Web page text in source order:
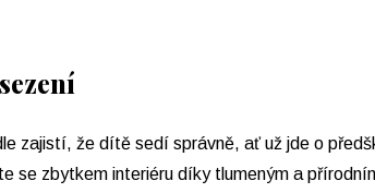
zajistí, že dítě sedí správně, ať už jde o
se zbytkem interiéru díky tlumeným a